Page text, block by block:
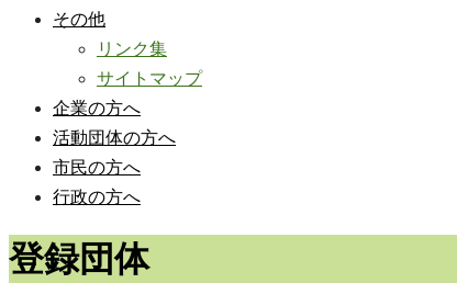
その他
リンク集
サイトマップ
企業の方へ
活動団体の方へ
市民の方へ
行政の方へ
登録団体